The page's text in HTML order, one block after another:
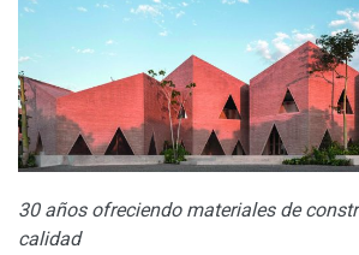
30 años ofreciendo materiales de
calidad